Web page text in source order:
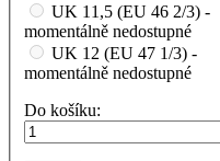
UK 11,5 (EU 46 2/3) -
momentálně nedostupné
UK 12 (EU 47 1/3) -
momentálně nedostupné
Do košíku: